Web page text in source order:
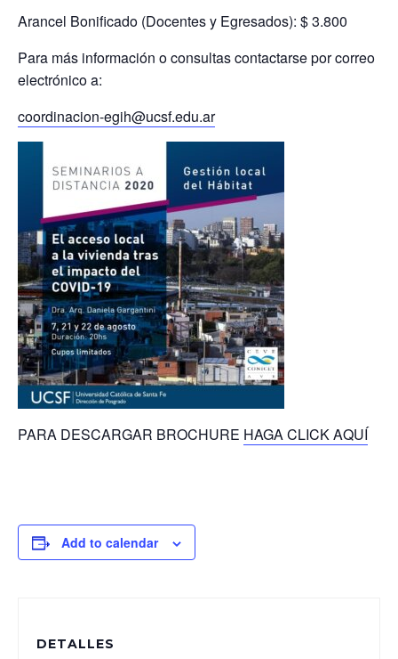
Arancel Bonificado (Docentes y Egresados): $ 3.800
Para más información o consultas contactarse por correo
electrónico a:
coordinacion-egih@ucsf.edu.ar
PARA DESCARGAR BROCHURE HAGA CLICK AQUÍ
Add to calendar
DETALLES